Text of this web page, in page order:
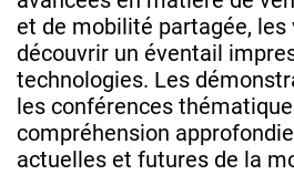
et de mobilité partagée,
découvrir un éventail
technologies. Les
les conférences
compréhension
actuelles et futures de la